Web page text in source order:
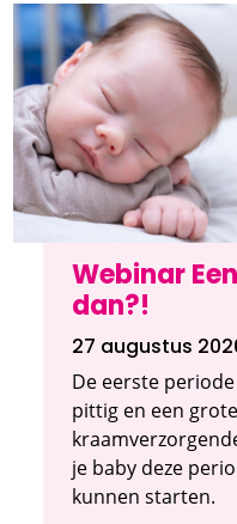
Webinar
dan?!
27 augustus
De eerste
pittig en een
je baby deze
kunnen starten.